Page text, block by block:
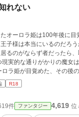
れない
オーロラ姫は100年後に目
子様は本当にいるのだろ
るのがならず者だったら
実的な通りがかりの魔女
ロラ姫が目覚めた、その後
★です
R18
件 ファンタジー 4,619 位